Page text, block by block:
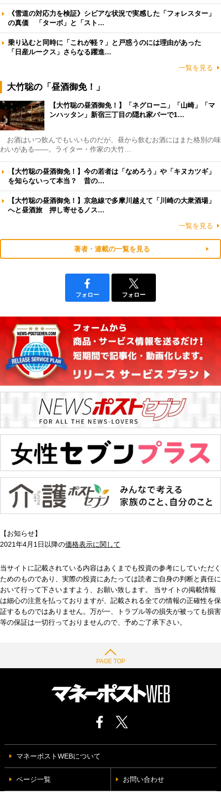
《雪道の対応力を検証》シビアな状況で実感した「フォレスター」
の真価 「ターボ」と「スト…
乗り込むと同時に「これが軽？」と戸惑うのには理由があった
「日産ルークス」さらなる躍進…
一覧を見る
大竹聡の「昼酒御免！」
【大竹聡の昼酒御免！】「ネグローニ」「山崎」「マ
ンハッタン」新宿三丁目の隠れ家バーで1…
お酒はいつ飲んでもいいものだが、昼から飲むお酒にはまた格別の味
わいがある――。ライター・作家の大竹…
【大竹聡の昼酒御免！】今の若者は「なめろう」や「キヌカツギ」
を知らないって本当？ 昔の…
【大竹聡の昼酒御免！】京急線で多摩川越えて「川崎の大衆酒場」
へと昼酒旅 押し寄せるノス…
一覧を見る
著者・連載の一覧を見る
フォロー フォロー
【お知らせ】
2021年4月1日以降の価格表示に関して
当サイトに記載されている内容はあくまでも投資の参考にしていただく
ためのものであり、実際の投資にあたっては読者ご自身の判断と責任に
おいて行って下さいますよう、お願い致します。 当サイトの掲載情報
は細心の注意を払っておりますが、記載される全ての情報の正確性を保
証するものではありません。万が一、トラブル等の損失が被っても損害
等の保証は一切行っておりませんので、予めご了承下さい。
PAGE TOP
マネーポストWEBについて
ページ一覧 お問い合わせ